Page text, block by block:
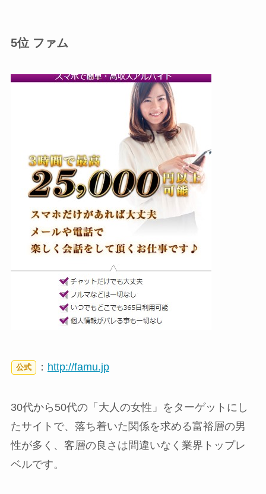
5位 ファム
公式 ： http://famu.jp
30代から50代の「大人の女性」をターゲットにし
たサイトで、落ち着いた関係を求める富裕層の男
性が多く、客層の良さは間違いなく業界トップレ
ベルです。